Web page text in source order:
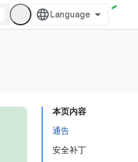
本页内容
通告
安全补丁